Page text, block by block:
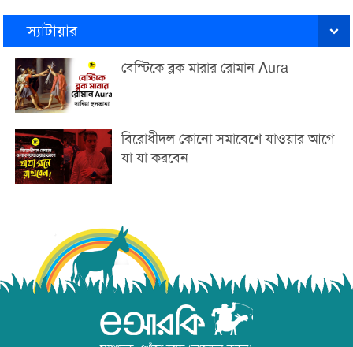
স্যাটায়ার
বেস্টিকে ব্লক মারার রোমান Aura
বিরোধীদল কোনো সমাবেশে যাওয়ার আগে
যা যা করবেন